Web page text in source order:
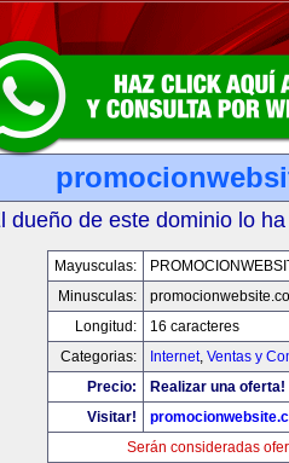
dueño de este dominio lo
Mayusculas:
Minusculas:
Longitud:
16 caracteres
Categorias:
Internet, Ventas y
Precio:
Realizar una oferta!
Visitar!
Serán consideradas